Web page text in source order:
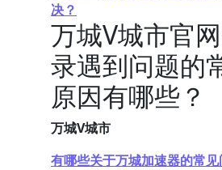
决？
万城V城市官
录遇到问题的
原因有哪些？
万城V城市
有哪些关于万城加速器的常见